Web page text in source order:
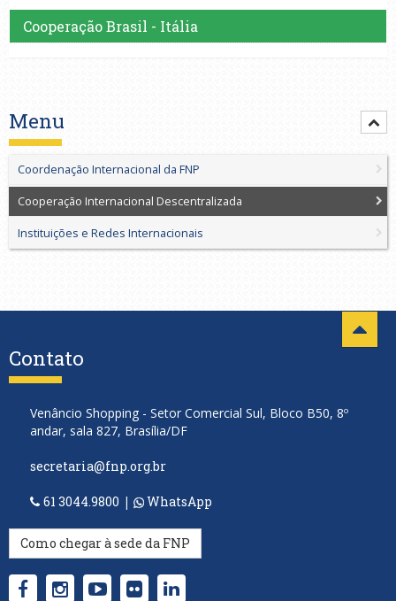
Cooperação Brasil - Itália
Menu
Coordenação Internacional da FNP
Cooperação Internacional Descentralizada
Instituições e Redes Internacionais
Contato
Venâncio Shopping - Setor Comercial Sul, Bloco B50, 8º
andar, sala 827, Brasília/DF
secretaria@fnp.org.br
61 3044.9800 | WhatsApp
Como chegar à sede da FNP